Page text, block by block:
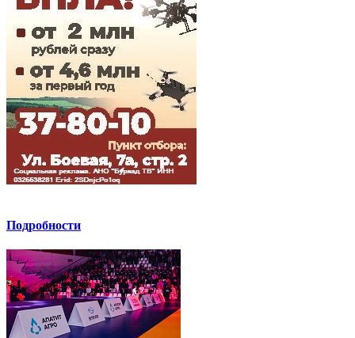
Подробности